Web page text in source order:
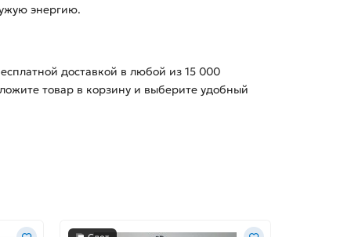
энергию.
доставкой в любой из 15 000
товар в корзину и выберите удобный